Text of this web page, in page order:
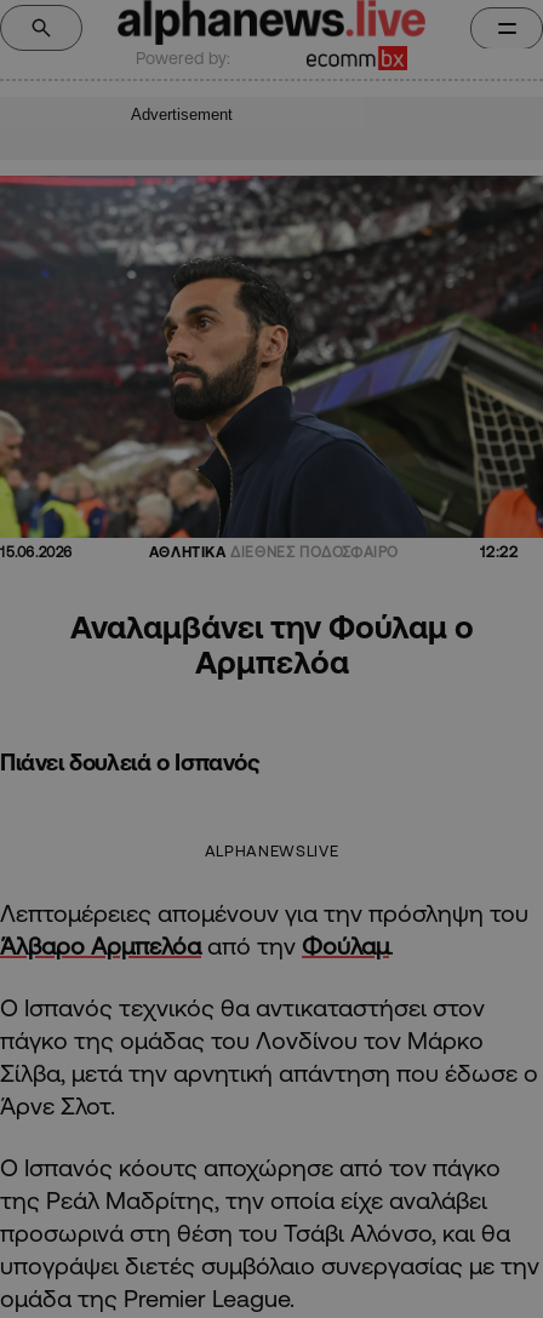
Powered by:
Advertisement
15.06.2026 ΑΘΛΗΤΙΚΑ ΔΙΕΘΝΕΣ ΠΟΔΟΣΦΑΙΡΟ 12:22
Αναλαμβάνει την Φούλαμ ο
Αρμπελόα
Πιάνει δουλειά ο Ισπανός
ALPHANEWSLIVE
Λεπτομέρειες απομένουν για την πρόσληψη του
Άλβαρο Αρμπελόααπό την Φούλαμ.
Ο Ισπανός τεχνικός θα αντικαταστήσει στον
πάγκο της ομάδας του Λονδίνου τον Μάρκο
Σίλβα, μετά την αρνητική απάντηση που έδωσε ο
Άρνε Σλοτ.
Ο Ισπανός κόουτς αποχώρησε από τον πάγκο
της Ρεάλ Μαδρίτης, την οποία είχε αναλάβει
προσωρινά στη θέση του Τσάβι Αλόνσο, και θα
υπογράψει διετές συμβόλαιο συνεργασίας με την
ομάδα της Premier League.